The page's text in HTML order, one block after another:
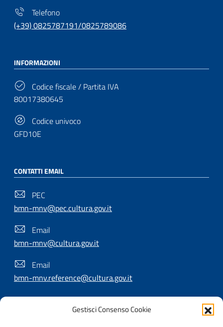
Gestisci Consenso Cookie
Telefono
(+39) 0825787191/0825789086
INFORMAZIONI
Codice fiscale / Partita IVA
80017380645
Codice univoco
GFD10E
CONTATTI EMAIL
PEC
bmn-mnv@pec.cultura.gov.it
Email
bmn-mnv@cultura.gov.it
Email
bmn-mnv.reference@cultura.gov.it